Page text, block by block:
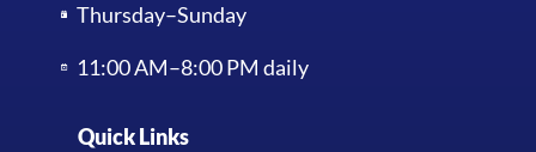
Thursday–Sunday
11:00 AM–8:00 PM daily
Quick Links